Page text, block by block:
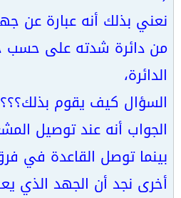
نعني بذلك أنه عبارة عن
من دائرة شدته على
الدائرة،
السؤال كيف يقوم بذلك؟؟؟
الجواب أنه عند توصيل
بينما توصل القاعدة في
أخرى نجد أن الجهد الذي